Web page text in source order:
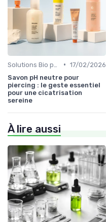
• 17/02/2026
Savon pH neutre pour
piercing : le geste essentiel
pour une cicatrisation
sereine
À lire aussi